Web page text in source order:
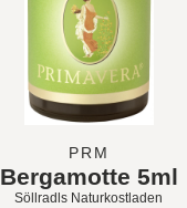
PRM
Bergamotte 5ml
Söllradls Naturkostladen